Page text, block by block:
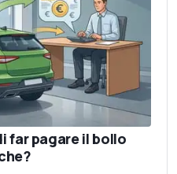
far pagare il bollo